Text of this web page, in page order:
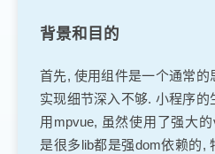
背景和目的
首先, 使用组件是一个通常
实现细节深入不够. 小程序的
用mpvue, 虽然使用了强大
是很多lib都是强dom依赖的,